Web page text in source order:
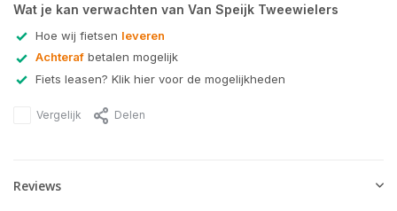
Wat je kan verwachten van Van Speijk Tweewielers
Hoe wij fietsen leveren
Achteraf betalen mogelijk
Fiets leasen? Klik hier voor de mogelijkheden
Vergelijk Delen
Reviews